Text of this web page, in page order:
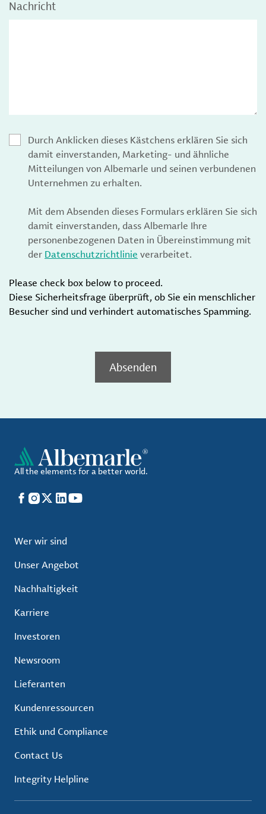
Nachricht
Durch Anklicken dieses Kästchens erklären Sie sich
damit einverstanden, Marketing- und ähnliche
Mitteilungen von Albemarle und seinen verbundenen
Unternehmen zu erhalten.
Mit dem Absenden dieses Formulars erklären Sie sich
damit einverstanden, dass Albemarle Ihre
personenbezogenen Daten in Übereinstimmung mit
der Datenschutzrichtlinie verarbeitet.
Please check box below to proceed.
Diese Sicherheitsfrage überprüft, ob Sie ein menschlicher
Besucher sind und verhindert automatisches Spamming.
Absenden
All the elements for a better world.
Facebook
Instagram
X LinkedIn
YouTube
Wer wir sind
Unser Angebot
Nachhaltigkeit
Karriere
Investoren
Newsroom
Lieferanten
Kundenressourcen
Ethik und Compliance
Contact Us
Integrity Helpline